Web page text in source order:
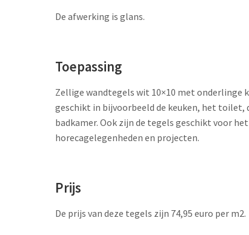
De afwerking is glans.
Toepassing
Zellige wandtegels wit 10×10 met onderlinge
geschikt in bijvoorbeeld de keuken, het toilet,
badkamer. Ook zijn de tegels geschikt voor
horecagelegenheden en projecten.
Prijs
De prijs van deze tegels zijn 74,95 euro per m2.